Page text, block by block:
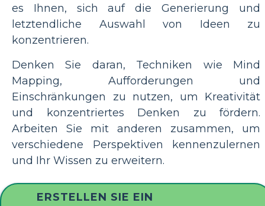
es Ihnen, sich auf die Generierung und
letztendliche Auswahl von Ideen zu
konzentrieren.
Denken Sie daran, Techniken wie Mind
Mapping, Aufforderungen und
Einschränkungen zu nutzen, um Kreativität
und konzentriertes Denken zu fördern.
Arbeiten Sie mit anderen zusammen, um
verschiedene Perspektiven kennenzulernen
und Ihr Wissen zu erweitern.
ERSTELLEN SIE EIN